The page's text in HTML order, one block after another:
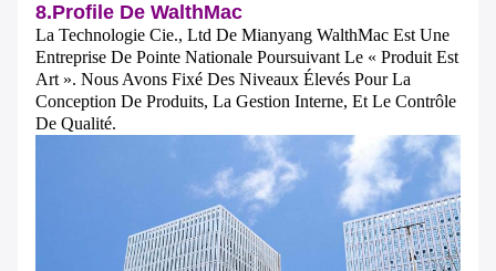
8.Profile De WalthMac
La Technologie Cie., Ltd De Mianyang WalthMac Est Une
Entreprise De Pointe Nationale Poursuivant Le « Produit Est
Art ». Nous Avons Fixé Des Niveaux Élevés Pour La
Conception De Produits, La Gestion Interne, Et Le Contrôle
De Qualité.